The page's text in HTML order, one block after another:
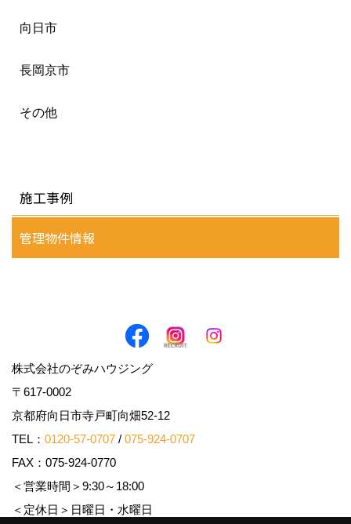
向日市
長岡京市
その他
施工事例
管理物件情報
株式会社のぞみハウジング
〒617-0002
京都府向日市寺戸町向畑52-12
TEL： 0120-57-0707 / 075-924-0707
FAX：075-924-0770
＜営業時間＞9:30～18:00
＜定休日＞日曜日・水曜日